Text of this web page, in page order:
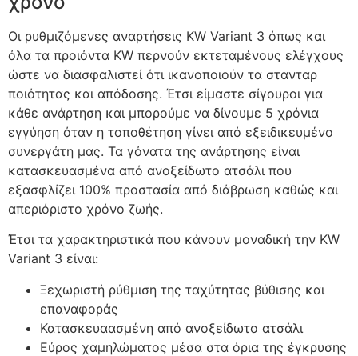
Οι ρυθμιζόμενες αναρτήσεις KW Variant 3 όπως και
όλα τα προιόντα KW περνούν εκτεταμένους ελέγχους
ώστε να διασφαλιστεί ότι ικανοποιούν τα στανταρ
ποιότητας και απόδοσης. Έτσι είμαστε σίγουροι για
κάθε ανάρτηση και μπορούμε να δίνουμε 5 χρόνια
εγγύηση όταν η τοποθέτηση γίνει από εξειδικευμένο
συνεργάτη μας. Τα γόνατα της ανάρτησης είναι
κατασκευασμένα από ανοξείδωτο ατσάλι που
εξασφλίζει 100% προστασία από διάβρωση καθώς και
απεριόριστο χρόνο ζωής.
Έτσι τα χαρακτηριστικά που κάνουν μοναδική την KW
Variant 3 είναι:
Ξεχωριστή ρύθμιση της ταχύτητας βύθισης και
επαναφοράς
Κατασκευαασμένη από ανοξείδωτο ατσάλι
Εύρος χαμηλώματος μέσα στα όρια της έγκρυσης